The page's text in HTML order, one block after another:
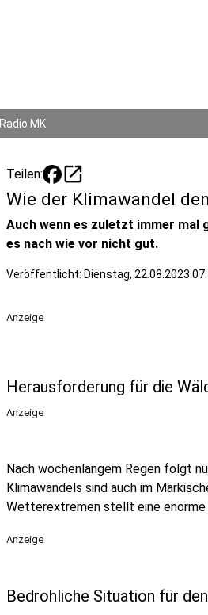
Radio MK
Teilen: open_in_new
Wie der Klimawandel
Auch wenn es zuletzt immer mal
es nach wie vor nicht gut.
Veröffentlicht: Dienstag, 22.08.2023
Anzeige
Herausforderung für die
Anzeige
Nach wochenlangem Regen folgt
Klimawandels sind auch im
Wetterextremen stellt eine enorme
Anzeige
Bedrohliche Situation für